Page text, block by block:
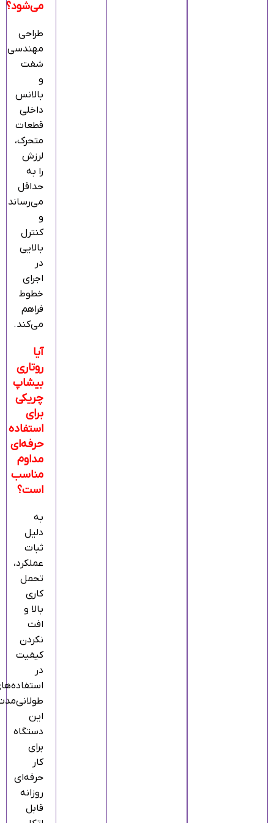
می‌شود؟
طراحی
مهندسی
شفت
و
بالانس
داخلی
قطعات
متحرک،
لرزش
را به
حداقل
می‌رساند
و
کنترل
بالایی
در
اجرای
خطوط
فراهم
می‌کند.
آیا
روتاری
بیشاپ
چریکی
برای
استفاده
حرفه‌ای
مداوم
مناسب
است؟
به
دلیل
ثبات
عملکرد،
تحمل
کاری
بالا و
افت
نکردن
کیفیت
در
این
دستگاه
برای
کار
حرفه‌ای
روزانه
قابل